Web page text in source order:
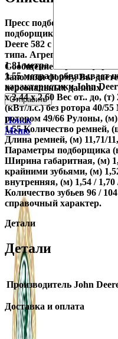
Сообщение
Заполняя форму, Вы
персональных данных.
Поиск
Меню
Пресс подборщик Джон
подборщик, идеальное
Deere 582 с изменяемой
типа. Агрегат оснащен
1.81 метра. Агрегат
1.55 метра и обвязывает
характеристики John
х 2,44 х 2,60 Вес от.. до,
(кВт/л.с.) без ротора 40/
ротором 49/66 Рулоны,
1,55 Количество
Длина ремней, (м) 11,71/
Параметры подборщика
Ширина габаритная, (м)
крайними зубьями, (м)
внутренняя, (м) 1,54 / 1,70
Количество зубьев 96 /
справочный характер.
Детали
Детали
Производитель John
Доставка и оплата